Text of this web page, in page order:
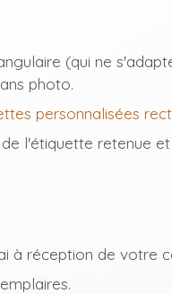
(qui ne
photo.
personnalisées
l'étiquette retenue
à réception de votre